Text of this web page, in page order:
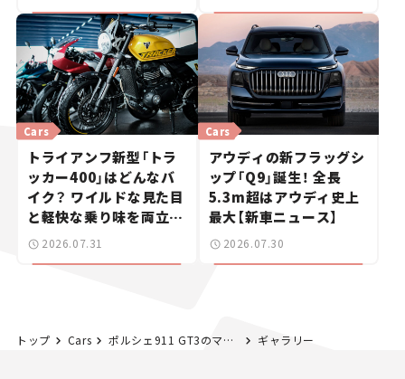
トライアンフ新型「トラ
ッカー400」はどんなバ
イク？ ワイルドな見た目
と軽快な乗り味を両立し
た400ccフラットトラッ
Cars
2026.07.31
アウディの新フラッグシ
ップ「Q9」誕生！ 全長
5.3m超はアウディ史上
最大【新車ニュース】
Cars
2026.07.30
トップ Cars ポルシェ911 GT3のマイナーチェンジモデル受注開始！ GT3ツーリングパッケージと同時にデビュー【新車ニュース】 ギャラリー